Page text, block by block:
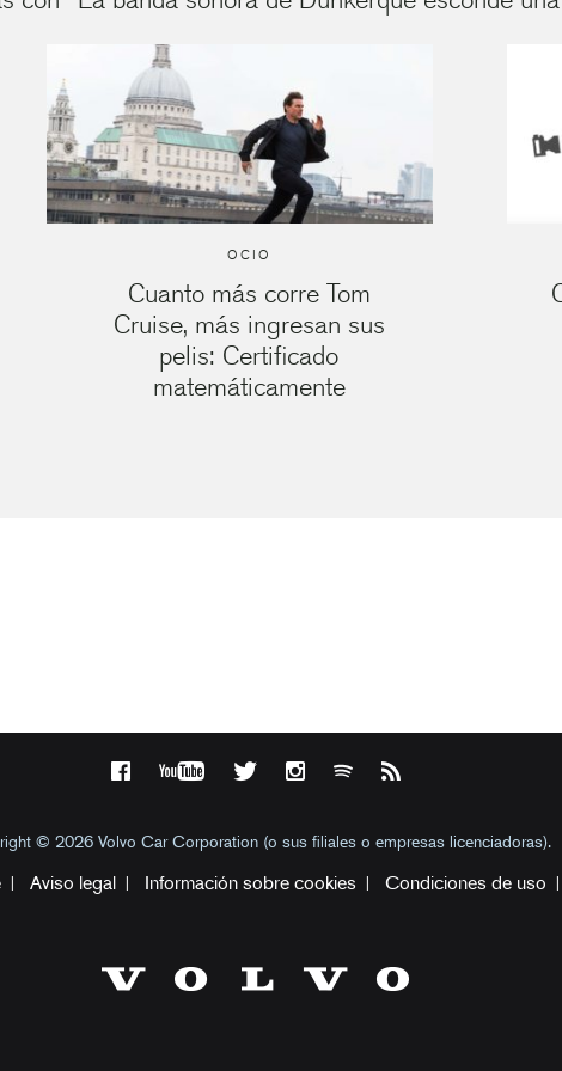
OCIO
Cuanto más corre Tom
Cruise, más ingresan sus
pelis: Certificado
matemáticamente
© 2026 Volvo Car Corporation (o sus filiales o empresas licenciadoras).
Aviso legal Información sobre cookies Condiciones de uso